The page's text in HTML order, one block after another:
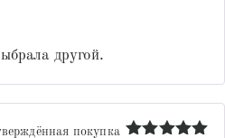
другой.
покупка